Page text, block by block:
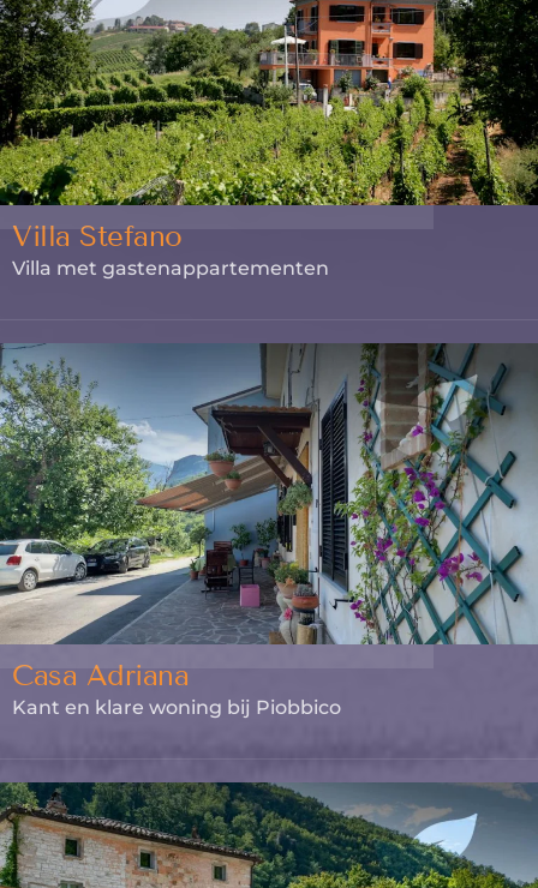
Villa Stefano
Villa met gastenappartementen
Casa Adriana
Kant en klare woning bij Piobbico